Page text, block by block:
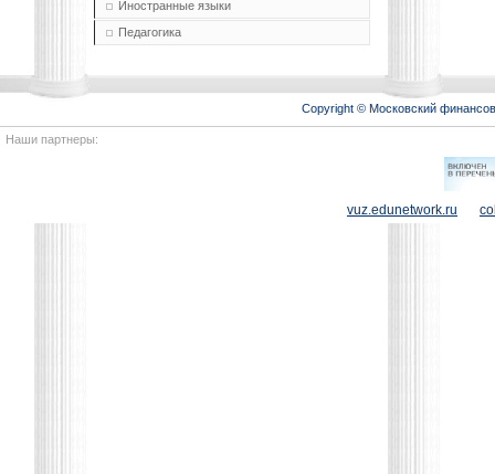
Иностранные языки
Педагогика
Copyright © Московский
Наши партнеры:
vuz.edunetwork.ru